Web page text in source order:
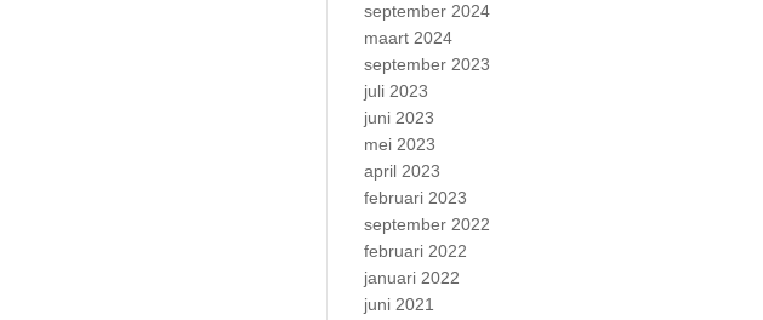
september 2024
maart 2024
september 2023
juli 2023
juni 2023
mei 2023
april 2023
februari 2023
september 2022
februari 2022
januari 2022
juni 2021